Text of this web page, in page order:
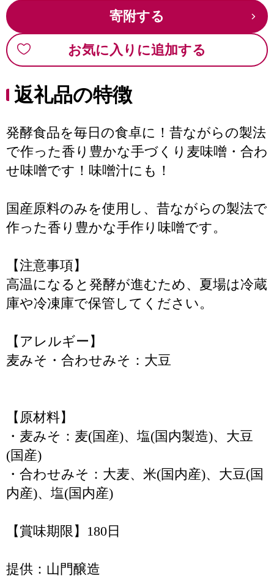
寄附する
お気に入りに追加する
返礼品の特徴
発酵食品を毎日の食卓に！昔ながらの製法
で作った香り豊かな手づくり麦味噌・合わ
せ味噌です！味噌汁にも！
国産原料のみを使用し、昔ながらの製法で
作った香り豊かな手作り味噌です。
【注意事項】
高温になると発酵が進むため、夏場は冷蔵
庫や冷凍庫で保管してください。
【アレルギー】
麦みそ・合わせみそ：大豆
【原材料】
・麦みそ：麦(国産)、塩(国内製造)、大豆
(国産)
・合わせみそ：大麦、米(国内産)、大豆(国
内産)、塩(国内産)
【賞味期限】180日
提供：山門醸造